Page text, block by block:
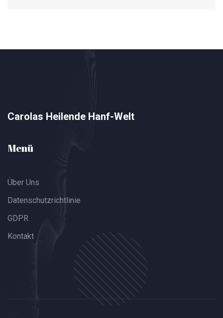
Carolas Heilende Hanf-Welt
Menü
Über Uns
Datenschutzrichtlinie
GDPR
Kontakt